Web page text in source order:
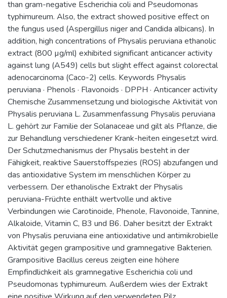
than gram-negative Escherichia coli and Pseudomonas
typhimureum. Also, the extract showed positive effect on
the fungus used (Aspergillus niger and Candida albicans). In
addition, high concentrations of Physalis peruviana ethanolic
extract (800 µg/ml) exhibited significant anticancer activity
against lung (A549) cells but slight effect against colorectal
adenocarcinoma (Caco-2) cells. Keywords Physalis
peruviana · Phenols · Flavonoids · DPPH · Anticancer activity
Chemische Zusammensetzung und biologische Aktivität von
Physalis peruviana L. Zusammenfassung Physalis peruviana
L. gehört zur Familie der Solanaceae und gilt als Pflanze, die
zur Behandlung verschiedener Krank-heiten eingesetzt wird.
Der Schutzmechanismus der Physalis besteht in der
Fähigkeit, reaktive Sauerstoffspezies (ROS) abzufangen und
das antioxidative System im menschlichen Körper zu
verbessern. Der ethanolische Extrakt der Physalis
peruviana-Früchte enthält wertvolle und aktive
Verbindungen wie Carotinoide, Phenole, Flavonoide, Tannine,
Alkaloide, Vitamin C, B3 und B6. Daher besitzt der Extrakt
von Physalis peruviana eine antioxidative und antimikrobielle
Aktivität gegen grampositive und gramnegative Bakterien.
Grampositive Bacillus cereus zeigten eine höhere
Empfindlichkeit als gramnegative Escherichia coli und
Pseudomonas typhimureum. Außerdem wies der Extrakt